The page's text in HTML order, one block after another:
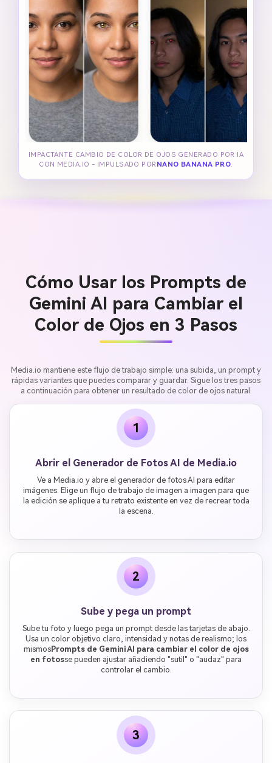
IMPACTANTE CAMBIO DE COLOR DE OJOS GENERADO POR IA
CON MEDIA.IO - IMPULSADO POR NANO BANANA PRO.
Cómo Usar los Prompts de
Gemini AI para Cambiar el
Color de Ojos en 3 Pasos
Media.io mantiene este flujo de trabajo simple: una subida, un prompt y
rápidas variantes que puedes comparar y guardar. Sigue los tres pasos
a continuación para obtener un resultado de color de ojos natural.
1
Abrir el Generador de Fotos AI de Media.io
Ve a Media.io y abre el generador de fotos AI para editar
imágenes. Elige un flujo de trabajo de imagen a imagen para que
la edición se aplique a tu retrato existente en vez de recrear toda
la escena.
2
Sube y pega un prompt
Sube tu foto y luego pega un prompt desde las tarjetas de abajo.
Usa un color objetivo claro, intensidad y notas de realismo; los
mismosPrompts de Gemini AI para cambiar el color de ojos
en fotosse pueden ajustar añadiendo "sutil" o "audaz" para
controlar el cambio.
3